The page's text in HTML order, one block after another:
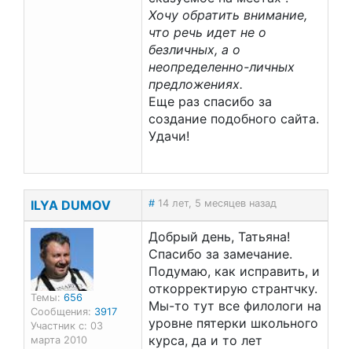
Хочу обратить внимание,
что речь идет не о
безличных, а о
неопределенно-личных
предложениях.
Еще раз спасибо за
создание подобного сайта.
Удачи!
ILYA DUMOV # 14 лет, 5 месяцев назад
Темы: 656
Сообщения: 3917
Участник с: 03
марта 2010
Добрый день, Татьяна!
Спасибо за замечание.
Подумаю, как исправить, и
откорректирую странтчку.
Мы-то тут все филологи на
уровне пятерки школьного
курса, да и то лет